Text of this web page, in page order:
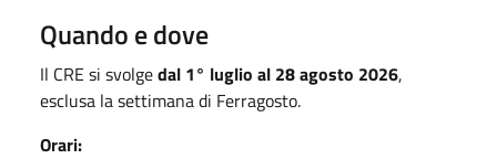
Quando e dove
Il CRE si svolgedal 1° luglio al 28 agosto 2026,
esclusa la settimana di Ferragosto.
Orari: